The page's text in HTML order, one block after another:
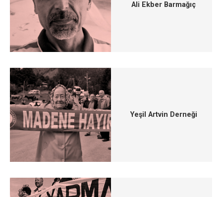
Ali Ekber Barmağıç
Yeşil Artvin Derneği